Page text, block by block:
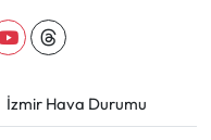
İzmir Hava Durumu